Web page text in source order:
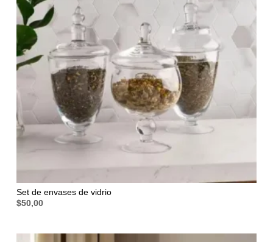
Set de envases de vidrio
$50,00